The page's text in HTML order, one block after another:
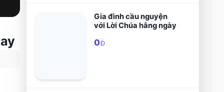
Gia đình cầu nguyện
với Lời Chúa hằng ngày
0Đ